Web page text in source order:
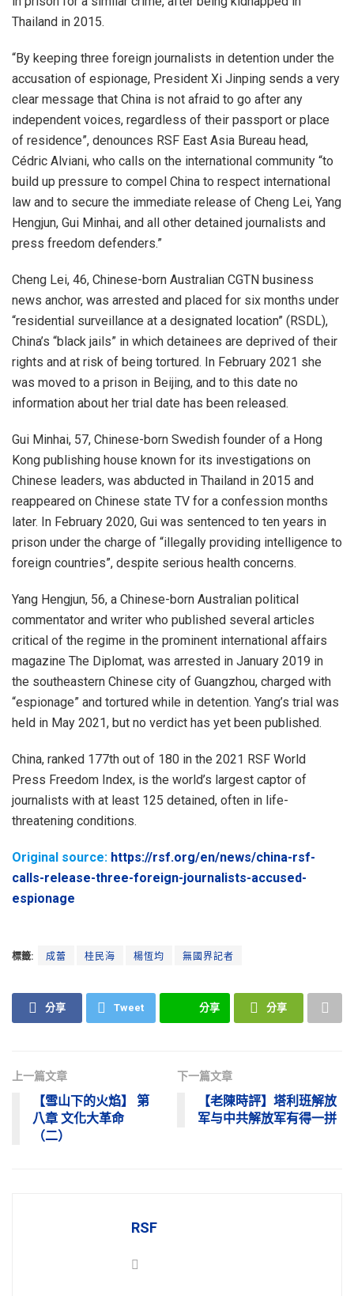
Thailand in 2015.
“By keeping three foreign journalists in detention under the
accusation of espionage, President Xi Jinping sends a very
clear message that China is not afraid to go after any
independent voices, regardless of their passport or place
of residence”, denounces RSF East Asia Bureau head,
Cédric Alviani, who calls on the international community “to
build up pressure to compel China to respect international
law and to secure the immediate release of Cheng Lei, Yang
Hengjun, Gui Minhai, and all other detained journalists and
press freedom defenders.”
Cheng Lei, 46, Chinese-born Australian CGTN business
news anchor, was arrested and placed for six months under
“residential surveillance at a designated location” (RSDL),
China’s “black jails” in which detainees are deprived of their
rights and at risk of being tortured. In February 2021 she
was moved to a prison in Beijing, and to this date no
information about her trial date has been released.
Gui Minhai, 57, Chinese-born Swedish founder of a Hong
Kong publishing house known for its investigations on
Chinese leaders, was abducted in Thailand in 2015 and
reappeared on Chinese state TV for a confession months
later. In February 2020, Gui was sentenced to ten years in
prison under the charge of “illegally providing intelligence to
foreign countries”, despite serious health concerns.
Yang Hengjun, 56, a Chinese-born Australian political
commentator and writer who published several articles
critical of the regime in the prominent international affairs
magazine The Diplomat, was arrested in January 2019 in
the southeastern Chinese city of Guangzhou, charged with
“espionage” and tortured while in detention. Yang’s trial was
held in May 2021, but no verdict has yet been published.
China, ranked 177th out of 180 in the 2021 RSF World
Press Freedom Index, is the world’s largest captor of
journalists with at least 125 detained, often in life-
threatening conditions.
Original source: https://rsf.org/en/news/china-rsf-
calls-release-three-foreign-journalists-accused-
espionage
標籤: 成蕾 桂民海 楊恆均 無國界記者
分享 Tweet 分享 分享
上一篇文章
【雪山下的火焰】 第
八章 文化大革命
（二）
下一篇文章
【老陳時評】塔利班解放
军与中共解放军有得一拼
RSF